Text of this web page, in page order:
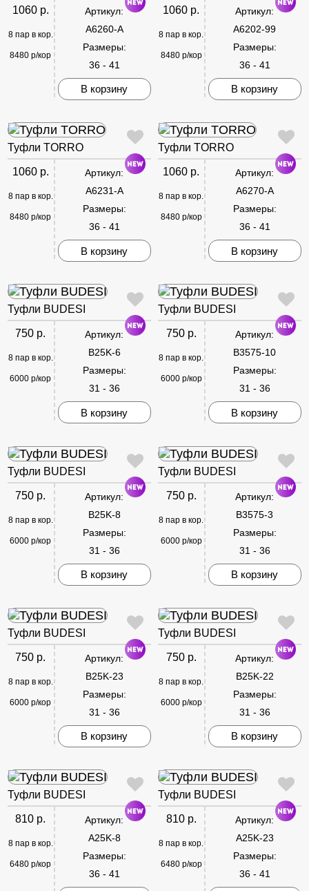
1060 р.
8 пар в кор.
8480 р/кор
Артикул:
A6260-A
Размеры:
36 - 41
В корзину
1060 р.
8 пар в кор.
8480 р/кор
Артикул:
A6202-99
Размеры:
36 - 41
В корзину
Туфли TORRO
1060 р.
8 пар в кор.
8480 р/кор
Артикул:
A6231-A
Размеры:
36 - 41
В корзину
Туфли TORRO
1060 р.
8 пар в кор.
8480 р/кор
Артикул:
A6270-A
Размеры:
36 - 41
В корзину
Туфли BUDESI
750 р.
8 пар в кор.
6000 р/кор
Артикул:
B25K-6
Размеры:
31 - 36
В корзину
Туфли BUDESI
750 р.
8 пар в кор.
6000 р/кор
Артикул:
B3575-10
Размеры:
31 - 36
В корзину
Туфли BUDESI
750 р.
8 пар в кор.
6000 р/кор
Артикул:
B25K-8
Размеры:
31 - 36
В корзину
Туфли BUDESI
750 р.
8 пар в кор.
6000 р/кор
Артикул:
B3575-3
Размеры:
31 - 36
В корзину
Туфли BUDESI
750 р.
8 пар в кор.
6000 р/кор
Артикул:
B25K-23
Размеры:
31 - 36
В корзину
Туфли BUDESI
750 р.
8 пар в кор.
6000 р/кор
Артикул:
B25K-22
Размеры:
31 - 36
В корзину
Туфли BUDESI
810 р.
8 пар в кор.
6480 р/кор
Артикул:
A25K-8
Размеры:
36 - 41
Туфли BUDESI
810 р.
8 пар в кор.
6480 р/кор
Артикул:
A25K-23
Размеры:
36 - 41